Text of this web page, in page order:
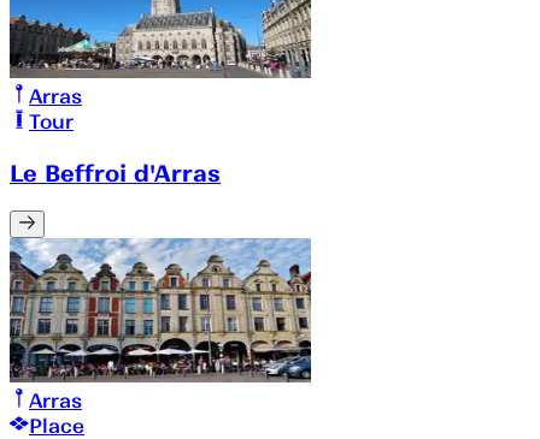
Arras
Tour
Le Beffroi d'Arras
Arras
Place